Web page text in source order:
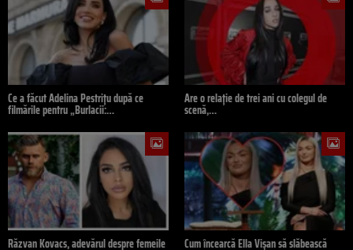
Ce a făcut Adelina Pestrițu după ce
filmările pentru „Burlacii:…
Are o relație de trei ani cu colegul de
scenă,…
Răzvan Kovacs, adevărul despre femeile Cum încearcă Ella Vișan să slăbească